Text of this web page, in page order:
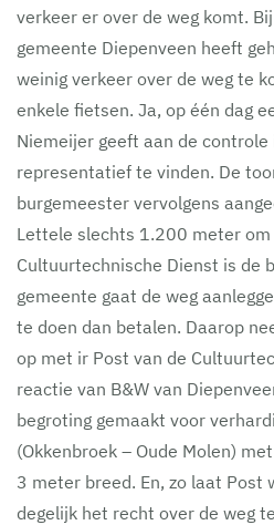
verkeer er over de weg komt.
gemeente Diepenveen heeft
weinig verkeer over de weg te
enkele fietsen. Ja, op één dag
Niemeijer geeft aan de
representatief te vinden. De
burgemeester vervolgens
Lettele slechts 1.200 meter om
Cultuurtechnische Dienst is de
gemeente gaat de weg
te doen dan betalen. Daarop
op met ir Post van de
reactie van B&W van
begroting gemaakt voor
(Okkenbroek – Oude Molen)
3 meter breed. En, zo laat
degelijk het recht over de weg